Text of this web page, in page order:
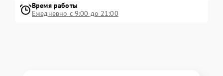
Время работы
Ежедневно с 9:00 до 21:00